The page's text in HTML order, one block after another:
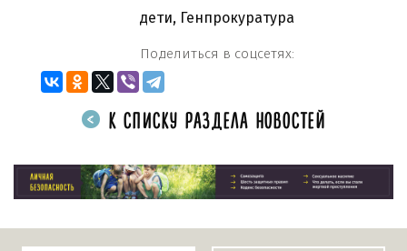
дети, Генпрокуратура
Поделиться в соцсетях:
К СПИСКУ РАЗДЕЛА НОВОСТЕЙ